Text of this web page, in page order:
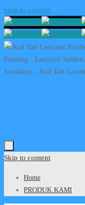
Skip to content
Skip to content
Home
PRODUK KAMI